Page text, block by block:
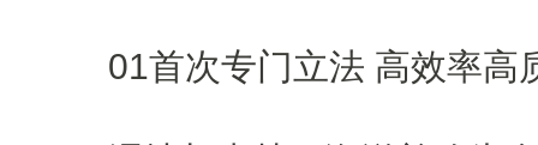
01首次专门立法 高效率高